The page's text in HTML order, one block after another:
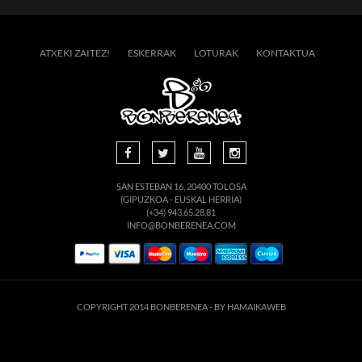
ATXEKI ZAITEZ! ESKERRAK LOTURAK KONTAKTUA
SAN ESTEBAN 16, 20400 TOLOSA
(GIPUZKOA - EUSKAL HERRIA)
(+34) 943.65.28.81
INFO@BONBERENEA.COM
COPYRIGHT 2014 BONBERENEA - BY HAMAIKAWEB